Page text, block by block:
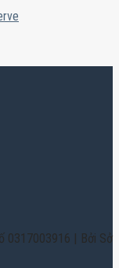
0317003916 | Bởi Sở